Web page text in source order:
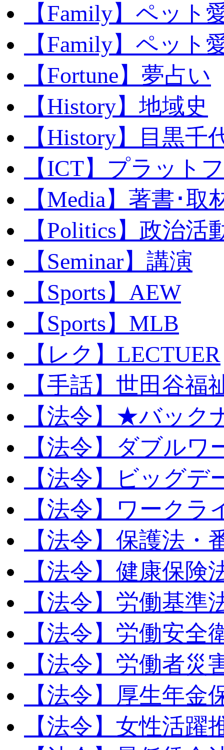
【Family】ペット
【Family】ペット
【Fortune】夢占い
【History】地域史
【History】目黒千
【ICT】プラット
【Media】著書･取
【Politics】政治活
【Seminar】講演
【Sports】AEW
【Sports】MLB
【レク】LECTUER
【手話】世田谷福
【法令】★バック
【法令】ダブルワ
【法令】ビッグデ
【法令】ワークラ
【法令】保護法・
【法令】健康保険
【法令】労働基準
【法令】労働安全
【法令】労働者災
【法令】厚生年金
【法令】女性活躍